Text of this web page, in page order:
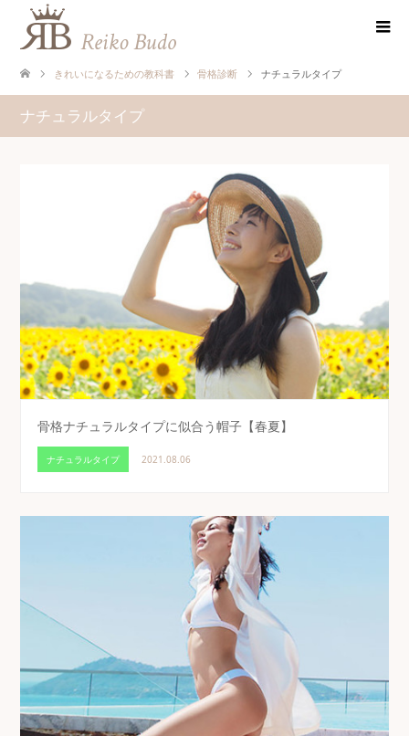
きれいになるための教科書 骨格診断 ナチュラルタイプ
ナチュラルタイプ
骨格ナチュラルタイプに似合う帽子【春夏】
ナチュラルタイプ 2021.08.06